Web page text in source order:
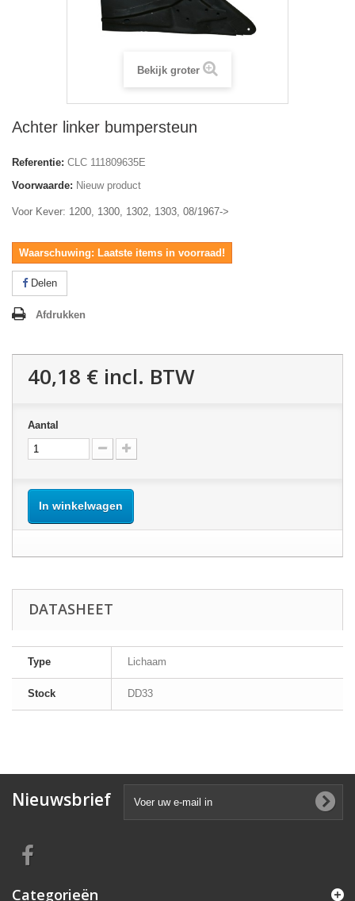
Bekijk groter
Achter linker bumpersteun
Referentie: CLC 111809635E
Voorwaarde: Nieuw product
Voor Kever: 1200, 1300, 1302, 1303, 08/1967->
Waarschuwing: Laatste items in voorraad!
Delen
Afdrukken
40,18 € incl. BTW
Aantal
In winkelwagen
DATASHEET
Type Lichaam
Stock DD33
Nieuwsbrief
Categorieën